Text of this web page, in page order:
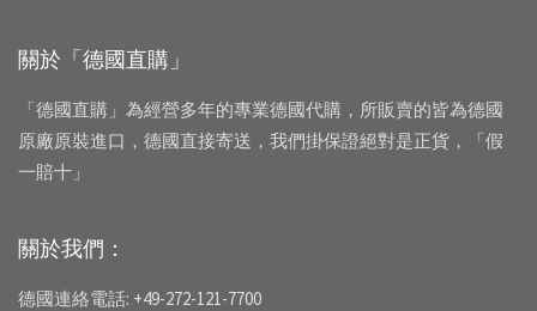
關於「德國直購」
「德國直購」為經營多年的專業德國代購，所販賣的皆為德國
原廠原裝進口，德國直接寄送，我們掛保證絕對是正貨，「假
一賠十」
關於我們：
德國連絡電話: +49-272-121-7700